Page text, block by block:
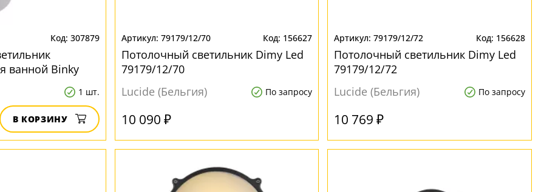
307879
ванной Binky
06/99
1 шт.
В КОРЗИНУ
79179/12/70 156627
Потолочный светильник Dimy Led
79179/12/70
Lucide (Бельгия)
По запросу
10 090 ₽
79179/12/72 156628
Потолочный светильник Dimy Led
79179/12/72
Lucide (Бельгия)
По запросу
10 769 ₽